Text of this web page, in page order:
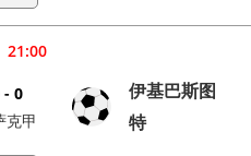
21:00
- 0
克甲
伊基巴斯图
特